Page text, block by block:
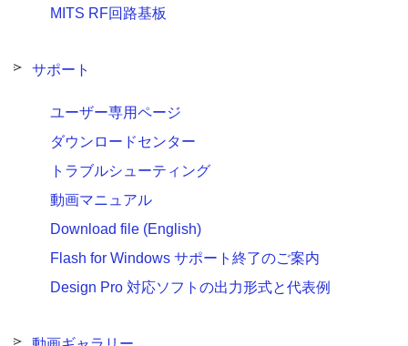
MITS RF回路基板
サポート
ユーザー専用ページ
ダウンロードセンター
トラブルシューティング
動画マニュアル
Download file (English)
Flash for Windows サポート終了のご案内
Design Pro 対応ソフトの出力形式と代表例